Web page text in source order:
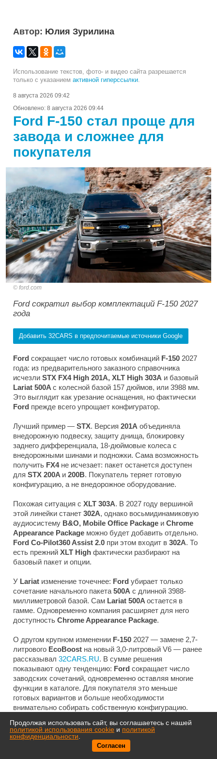
Автор: Юлия Зурилина
Использование текстов, фото- и видео сайта разрешается
только с указанием активной гиперссылки
8 августа 2026 09:42
Обновлено: 8 августа 2026 09:44
Ford F-150 стал проще для
завода и сложнее для
покупателя
ford.com
Ford сократил выбор комплектаций F-150 2027
года
Добавить 32CARS в предпочитаемые источники Google
Ford сокращает число готовых комбинаций F-150 2027
года: из предварительного заказного справочника
исчезли STX FX4 High 201A, XLT High 303A и базовый
Lariat 500A с колесной базой 157 дюймов, или 3988 мм.
Это выглядит как урезание оснащения, но фактически
Ford прежде всего упрощает конфигуратор.
Лучший пример — STX. Версия 201A объединяла
внедорожную подвеску, защиту днища, блокировку
заднего дифференциала, 18-дюймовые колеса с
внедорожными шинами и подножки. Сама возможность
получить FX4не исчезает: пакет останется доступен
для STX 200A и 200B. Покупатель теряет готовую
конфигурацию, а не внедорожное оборудование.
Похожая ситуация с XLT 303A. В 2027 году вершиной
этой линейки станет 302A, однако восьмидинамиковую
аудиосистему B&O, Mobile Office Package и Chrome
Appearance Package можно будет добавить отдельно.
Ford Co-Pilot360 Assist 2.0 при этом входит в 302A. То
есть прежний XLT High фактически разбирают на
базовый пакет и опции.
У Lariat изменение точечнее: Ford убирает только
сочетание начального пакета 500A с длинной 3988-
миллиметровой базой. Сам Lariat 500A остается в
гамме. Одновременно компания расширяет для него
доступность Chrome Appearance Package.
О другом крупном изменении F-150 2027 — замене 2,7-
литрового EcoBoost на новый 3,0-литровый V6 — ранее
рассказывал 32CARS.RU. В сумме решения
показывают одну тенденцию: Ford сокращает число
заводских сочетаний, одновременно оставляя многие
функции в каталоге. Для покупателя это меньше
готовых вариантов и больше необходимости
внимательно собирать собственную конфигурацию.
Продолжая использовать сайт, вы соглашаетесь с нашей
политикой использования cookie и политикой
конфиденциальности
Согласен